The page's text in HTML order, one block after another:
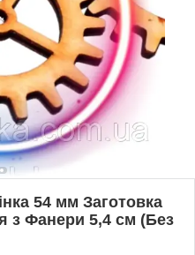
54 мм Заготовка
з Фанери 5,4 см (Без